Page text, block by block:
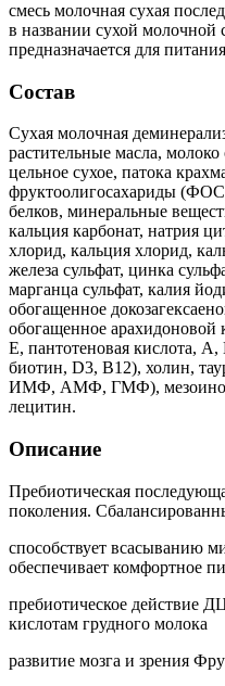
смесь молочная сухая
в названии сухой молочной
предназначается для
Состав
Cухая молочная
растительные масла,
цельное сухое, патока
фруктоолигосахариды
белков, минеральные
кальция карбонат, натрия
хлорид, кальция хлорид,
железа сульфат, цинка
марганца сульфат, калия
обогащенное
обогащенное
Е, пантотеновая кислота,
биотин, D3, В12), холин,
ИМФ, АМФ, ГМФ),
лецитин.
Описание
Пребиотическая
поколения.
способствует всасыванию
обеспечивает комфортное
пребиотическое
кислотам грудного молока
развитие мозга и зрения